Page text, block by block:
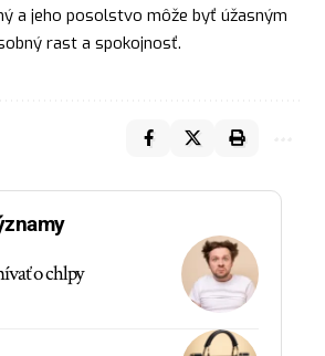
a jeho posolstvo môže byť úžasným
rast a spokojnosť.
o chlpy